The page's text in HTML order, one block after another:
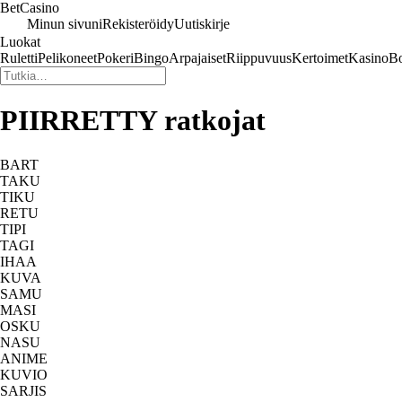
BetCasino
Minun sivuniRekisteröidyUutiskirje
Luokat
RulettiPelikoneetPokeriBingoArpajaisetRiippuvuusKertoimetKasino
PIIRRETTY ratkojat
BART
TAKU
TIKU
RETU
TIPI
TAGI
IHAA
KUVA
SAMU
MASI
OSKU
NASU
ANIME
KUVIO
SARJIS